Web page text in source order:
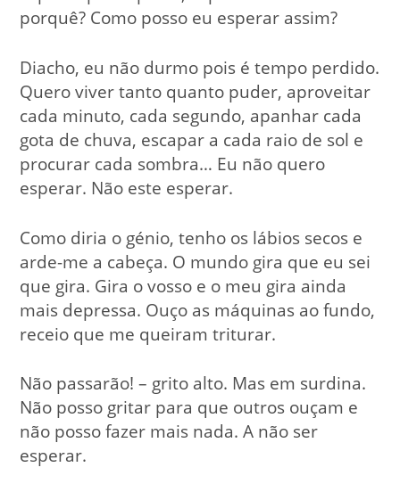
porquê? Como posso eu esperar assim?
Diacho, eu não durmo pois é tempo perdido.
Quero viver tanto quanto puder, aproveitar
cada minuto, cada segundo, apanhar cada
gota de chuva, escapar a cada raio de sol e
procurar cada sombra… Eu não quero
esperar. Não este esperar.
Como diria o génio, tenho os lábios secos e
arde-me a cabeça. O mundo gira que eu sei
que gira. Gira o vosso e o meu gira ainda
mais depressa. Ouço as máquinas ao fundo,
receio que me queiram triturar.
Não passarão! – grito alto. Mas em surdina.
Não posso gritar para que outros ouçam e
não posso fazer mais nada. A não ser
esperar.